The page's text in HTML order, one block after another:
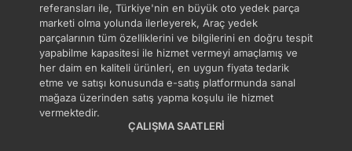
referansları ile, Türkiye'nin en büyük oto yedek parça
marketi olma yolunda ilerleyerek, Araç yedek
parçalarının tüm özelliklerini ve bilgilerini en doğru tespit
yapabilme kapasitesi ile hizmet vermeyi amaçlamış ve
her daim en kaliteli ürünleri, en uygun fiyata tedarik
etme ve satışı konusunda e-satış platformunda sanal
mağaza üzerinden satış yapma koşulu ile hizmet
vermektedir.
ÇALIŞMA SAATLERI